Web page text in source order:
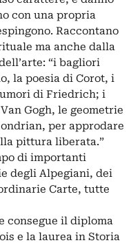
con una propria
Raccontano
ma anche dalla
“i bagliori
la poesia di Corot, i
di Friedrich; i
Gogh, le geometrie
per approdare
pittura liberata.”
di importanti
degli Alpegiani, dei
Carte, tutte
consegue il diploma
e la laurea in Storia